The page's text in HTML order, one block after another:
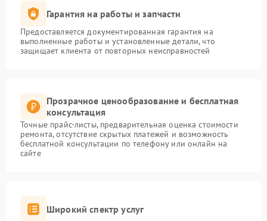
Гарантия на работы и запчасти
Предоставляется документированная гарантия на
выполненные работы и установленные детали, что
защищает клиента от повторных неисправностей
Прозрачное ценообразование и бесплатная
консультация
Точные прайс-листы, предварительная оценка стоимости
ремонта, отсутствие скрытых платежей и возможность
бесплатной консультации по телефону или онлайн на
сайте
Широкий спектр услуг